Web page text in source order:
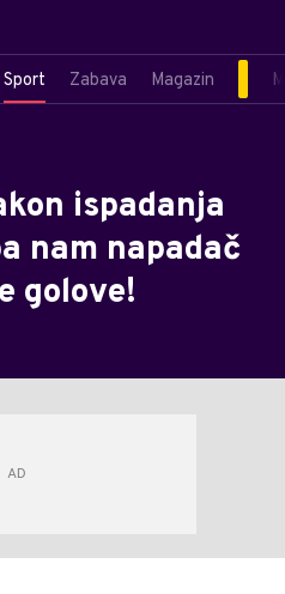
Sport Zabava Magazin
ispadanja
nam napadač
golove!